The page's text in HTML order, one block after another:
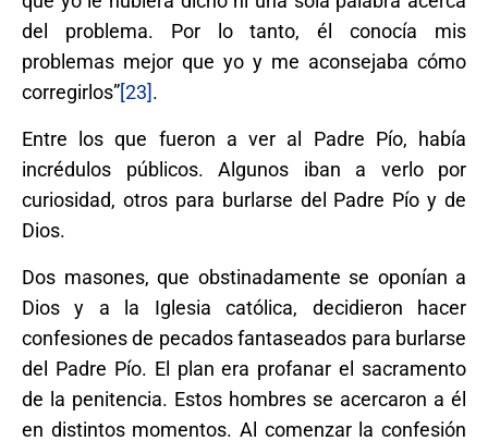
del problema. Por lo tanto, él conocía mis
problemas mejor que yo y me aconsejaba cómo
corregirlos”[23].
Entre los que fueron a ver al Padre Pío, había
incrédulos públicos. Algunos iban a verlo por
curiosidad, otros para burlarse del Padre Pío y de
Dios.
Dos masones, que obstinadamente se oponían a
Dios y a la Iglesia católica, decidieron hacer
confesiones de pecados fantaseados para burlarse
del Padre Pío. El plan era profanar el sacramento
de la penitencia. Estos hombres se acercaron a él
en distintos momentos. Al comenzar la confesión